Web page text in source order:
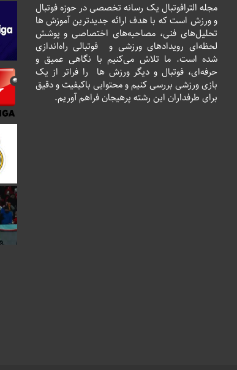
مجله الترافوتبال یک رسانه تخصصی در حوزه فوتبال
و ورزش است که با هدف ارائه جدیدترین آموزش ها
تحلیل‌های فنی، مصاحبه‌های اختصاصی و پوشش
لحظه‌ای رویدادهای ورزشی و فوتبالی راه‌اندازی
شده است. ما تلاش می‌کنیم با نگاهی عمیق و
حرفه‌ای، فوتبال و دیگر ورزش ها را فراتر از یک
بازی ورزشی بررسی کنیم و محتوایی باکیفیت و دقیق
برای طرفداران این رشته پرهیجان فراهم آوریم.